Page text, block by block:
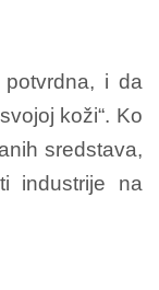
i da
koži“. Ko
sredstava,
industrije na